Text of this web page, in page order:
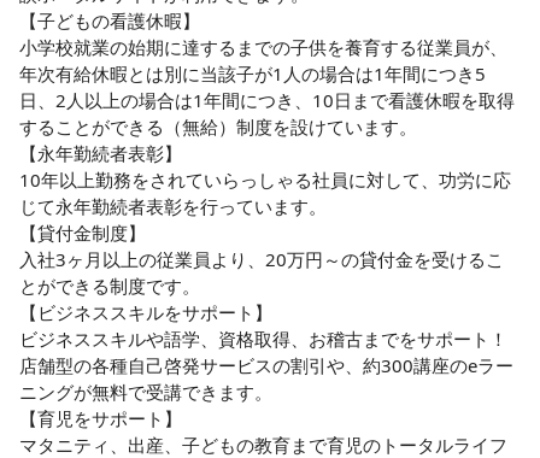
【子どもの看護休暇】
小学校就業の始期に達するまでの子供を養育する従業員が、
年次有給休暇とは別に当該子が1人の場合は1年間につき5
日、2人以上の場合は1年間につき、10日まで看護休暇を取得
することができる（無給）制度を設けています。
【永年勤続者表彰】
10年以上勤務をされていらっしゃる社員に対して、功労に応
じて永年勤続者表彰を行っています。
【貸付金制度】
入社3ヶ月以上の従業員より、20万円～の貸付金を受けるこ
とができる制度です。
【ビジネススキルをサポート】
ビジネススキルや語学、資格取得、お稽古までをサポート！
店舗型の各種自己啓発サービスの割引や、約300講座のeラー
ニングが無料で受講できます。
【育児をサポート】
マタニティ、出産、子どもの教育まで育児のトータルライフ